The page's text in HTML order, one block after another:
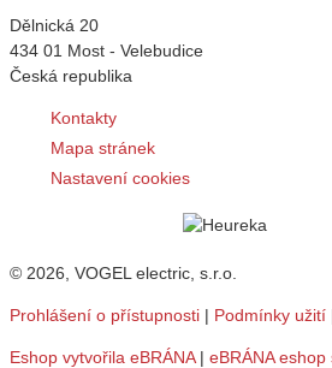
Dělnická 20
434 01 Most - Velebudice
Česká republika
Kontakty
Mapa stránek
Nastavení cookies
© 2026, VOGEL electric, s.r.o.
Prohlášení o přístupnosti | Podmínky užití
Eshop vytvořila eBRÁNA| eBRÁNA